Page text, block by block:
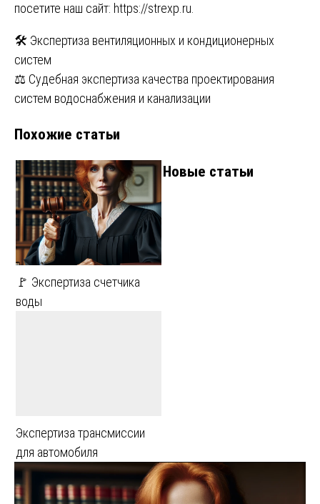
посетите наш сайт: https://strexp.ru.
Навигация
по
записям
🛠 Экспертиза вентиляционных и кондиционерных
систем
⚖️ Судебная экспертиза качества проектирования
систем водоснабжения и канализации
Похожие статьи
🚩 Экспертиза счетчика
воды
Экспертиза трансмиссии
для автомобиля
Новые статьи